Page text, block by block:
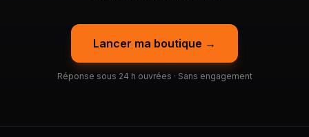
Lancer ma boutique →
Réponse sous 24 h ouvrées · Sans engagement